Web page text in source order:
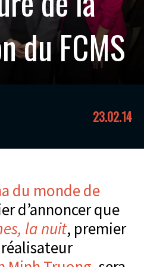
du FCMS
23.02.14
du monde de
d’annoncer que
la nuit, premier